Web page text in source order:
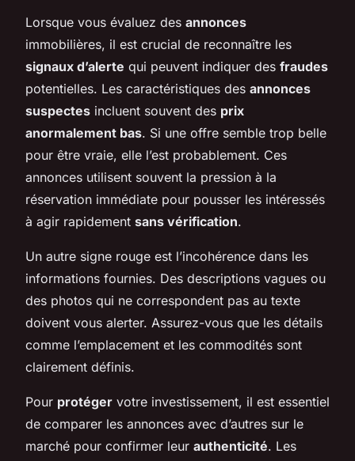
Lorsque vous évaluez des annonces
immobilières, il est crucial de reconnaître les
signaux d’alerte qui peuvent indiquer des fraudes
potentielles. Les caractéristiques des annonces
suspectes incluent souvent des prix
anormalement bas. Si une offre semble trop belle
pour être vraie, elle l’est probablement. Ces
annonces utilisent souvent la pression à la
réservation immédiate pour pousser les intéressés
à agir rapidement sans vérification.
Un autre signe rouge est l’incohérence dans les
informations fournies. Des descriptions vagues ou
des photos qui ne correspondent pas au texte
doivent vous alerter. Assurez-vous que les détails
comme l’emplacement et les commodités sont
clairement définis.
Pour protéger votre investissement, il est essentiel
de comparer les annonces avec d’autres sur le
marché pour confirmer leur authenticité. Les